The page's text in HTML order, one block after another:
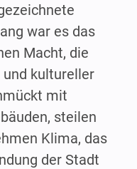
war es das
Macht, die
kultureller
mit
steilen
Klima, das
der Stadt